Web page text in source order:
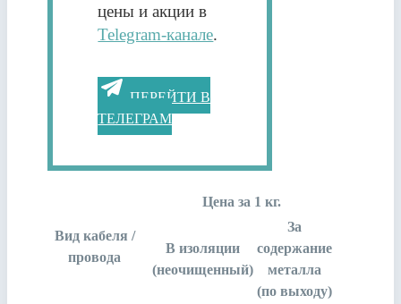
цены и акции в
Telegram-канале.
ПЕРЕЙТИ В
ТЕЛЕГРАМ
Вид кабеля /
провода
Цена за 1 кг.
В изоляции
(неочищенный)
За
содержание
металла
(по выходу)